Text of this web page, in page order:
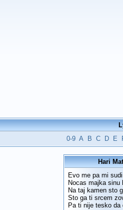
0-9 A B C D E
Hari
Evo me pa mi
Nocas majka sinu
Na taj kamen sto
Sto ga ti srcem
Pa ti nije tesko da